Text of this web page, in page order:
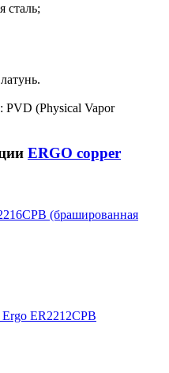
сталь;
PVD (Physical Vapor
ERGO copper
(брашированная
ER2212CPB